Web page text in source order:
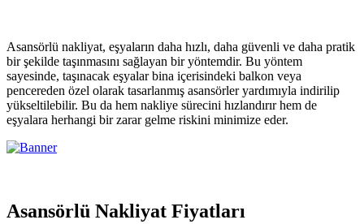
Asansörlü nakliyat, eşyaların daha hızlı, daha güvenli ve daha pratik
bir şekilde taşınmasını sağlayan bir yöntemdir. Bu yöntem
sayesinde, taşınacak eşyalar bina içerisindeki balkon veya
pencereden özel olarak tasarlanmış asansörler yardımıyla indirilip
yükseltilebilir. Bu da hem nakliye sürecini hızlandırır hem de
eşyalara herhangi bir zarar gelme riskini minimize eder.
Asansörlü Nakliyat Fiyatları